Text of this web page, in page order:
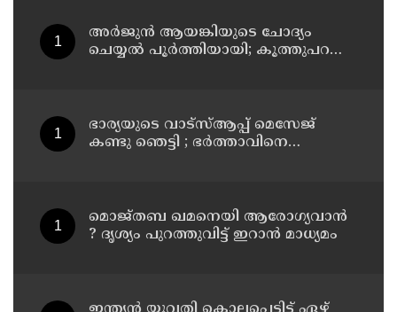
അര്‍ജുന്‍ ആയങ്കിയുടെ ചോദ്യം
ചെയ്യല്‍ പൂര്‍ത്തിയായി; കൂത്തുപറമ്പ്
ഭാര്യയുടെ വാട്സ്ആപ്പ് മെസേജ്
കണ്ടു ഞെട്ടി ; ഭര്‍ത്താവിനെ
യുവതിയും സുഹൃത്തും ഒളിവില്‍
മൊജ്തബ ഖമനെയി ആരോഗ്യവാന്‍
? ദൃശ്യം പുറത്തുവിട്ട് ഇറാന്‍ മാധ്യമം